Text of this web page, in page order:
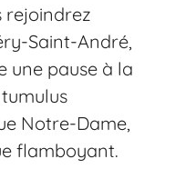
rejoindrez
Saint-André,
une pause à la
Notre-Dame,
flamboyant.